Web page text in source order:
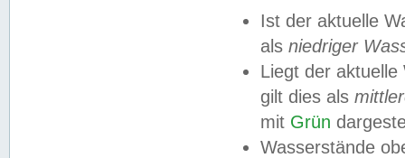
Ist der aktuelle
als niedriger
Liegt der
gilt dies als
mit Grün
Wasserstände